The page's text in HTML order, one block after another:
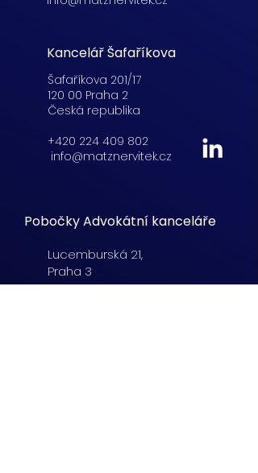
Kancelář Šafaříkova
Šafaříkova 201/17
120 00 Praha 2
Česká republika
+420 224 409 802
info@matznervitek.cz
Pobočky Advokátní kanceláře
Lucemburská 21,
Praha 3